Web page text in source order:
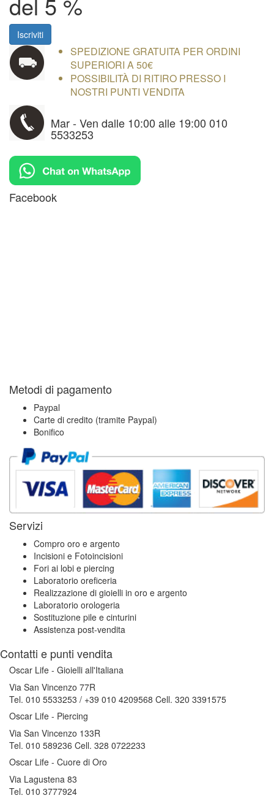
Iscriviti
SPEDIZIONE GRATUITA PER ORDINI
SUPERIORI A 50€
POSSIBILITÀ DI RITIRO PRESSO I
NOSTRI PUNTI VENDITA
Mar - Ven dalle 10:00 alle 19:00 010
5533253
Facebook
Metodi di pagamento
Paypal
Carte di credito (tramite Paypal)
Bonifico
Servizi
Compro oro e argento
Incisioni e Fotoincisioni
Fori ai lobi e piercing
Laboratorio oreficeria
Realizzazione di gioielli in oro e argento
Laboratorio orologeria
Sostituzione pile e cinturini
Assistenza post-vendita
Contatti e punti vendita
Oscar Life - Gioielli all'Italiana
Via San Vincenzo 77R
Tel. 010 5533253 / +39 010 4209568 Cell. 320 3391575
Oscar Life - Piercing
Via San Vincenzo 133R
Tel. 010 589236 Cell. 328 0722233
Oscar Life - Cuore di Oro
Via Lagustena 83
Tel. 010 3777924